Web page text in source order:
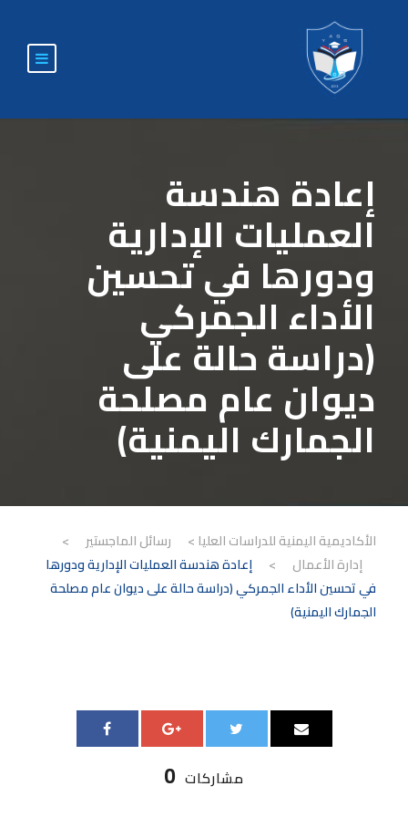
إعادة هندسة
العمليات الإدارية
ودورها في تحسين
الأداء الجمركي
(دراسة حالة على
ديوان عام مصلحة
الجمارك اليمنية)
الأكاديمية اليمنية للدراسات العليا > رسائل الماجستير
>
إدارة الأعمال
>
إعادة هندسة العمليات الإدارية ودورها
في تحسين الأداء الجمركي (دراسة حالة على ديوان عام مصلحة
الجمارك اليمنية)
0 مشاركات